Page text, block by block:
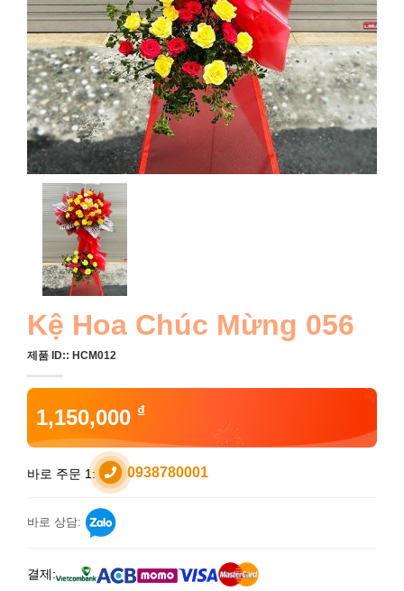
Kệ Hoa Chúc Mừng 056
제품 ID:: HCM012
1,150,000 ₫
바로 주문 1: 0938780001
바로 상담:
결제: